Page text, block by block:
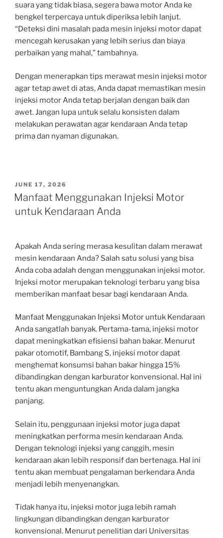
suara yang tidak biasa, segera bawa motor Anda ke
bengkel terpercaya untuk diperiksa lebih lanjut.
“Deteksi dini masalah pada mesin injeksi motor dapat
mencegah kerusakan yang lebih serius dan biaya
perbaikan yang mahal,” tambahnya.
Dengan menerapkan tips merawat mesin injeksi motor
agar tetap awet di atas, Anda dapat memastikan mesin
injeksi motor Anda tetap berjalan dengan baik dan
awet. Jangan lupa untuk selalu konsisten dalam
melakukan perawatan agar kendaraan Anda tetap
prima dan nyaman digunakan.
POSTED
ON
JUNE 17, 2026
Manfaat Menggunakan Injeksi Motor
untuk Kendaraan Anda
Apakah Anda sering merasa kesulitan dalam merawat
mesin kendaraan Anda? Salah satu solusi yang bisa
Anda coba adalah dengan menggunakan injeksi motor.
Injeksi motor merupakan teknologi terbaru yang bisa
memberikan manfaat besar bagi kendaraan Anda.
Manfaat Menggunakan Injeksi Motor untuk Kendaraan
Anda sangatlah banyak. Pertama-tama, injeksi motor
dapat meningkatkan efisiensi bahan bakar. Menurut
pakar otomotif, Bambang S, injeksi motor dapat
menghemat konsumsi bahan bakar hingga 15%
dibandingkan dengan karburator konvensional. Hal ini
tentu akan menguntungkan Anda dalam jangka
panjang.
Selain itu, penggunaan injeksi motor juga dapat
meningkatkan performa mesin kendaraan Anda.
Dengan teknologi injeksi yang canggih, mesin
kendaraan akan lebih responsif dan bertenaga. Hal ini
tentu akan membuat pengalaman berkendara Anda
menjadi lebih menyenangkan.
Tidak hanya itu, injeksi motor juga lebih ramah
lingkungan dibandingkan dengan karburator
konvensional. Menurut penelitian dari Universitas